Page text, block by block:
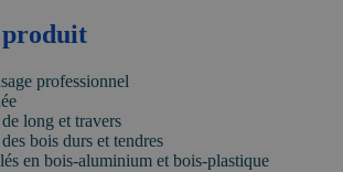
professionnel
long et travers
bois durs et tendres
en bois-aluminium et bois-plastique